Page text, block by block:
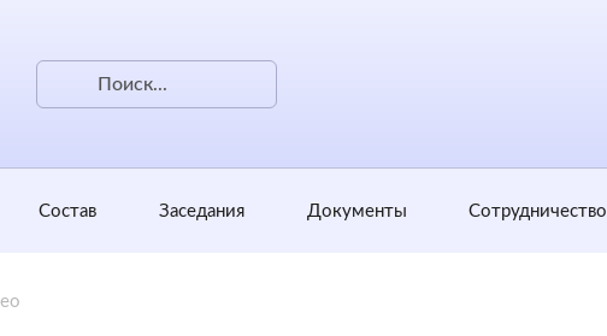
Состав Заседания Документы Сотрудничество